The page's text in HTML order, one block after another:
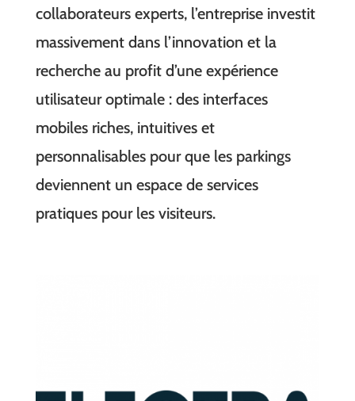
collaborateurs experts, l’entreprise investit
massivement dans l’innovation et la
recherche au profit d’une expérience
utilisateur optimale : des interfaces
mobiles riches, intuitives et
personnalisables pour que les parkings
deviennent un espace de services
pratiques pour les visiteurs.